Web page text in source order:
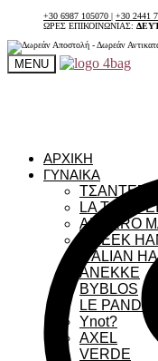
+30 6987 105070 | +30 2441
ΩΡΕΣ ΕΠΙΚΟΙΝΩΝΙΑΣ:
MENU
ΑΡΧΙΚΗ
ΓΥΝΑΙΚΑ
ΤΣΑΝΤΕΣ
LA TOUR
ALVIERO
GREEK
ITALIAN
ANEKKE
BYBLOS
LE
Ynot?
AXEL
VERDE